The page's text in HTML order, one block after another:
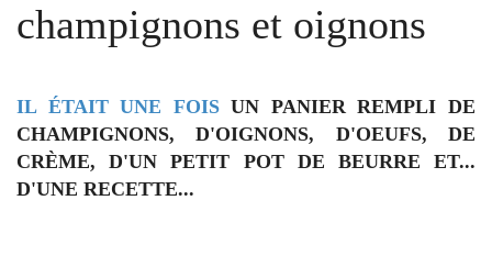
champignons et oignons
IL ÉTAIT UNE FOISUN PANIER REMPLI DE
CHAMPIGNONS, D'OIGNONS, D'OEUFS, DE
CRÈME, D'UN PETIT POT DE BEURRE ET...
D'UNE RECETTE...